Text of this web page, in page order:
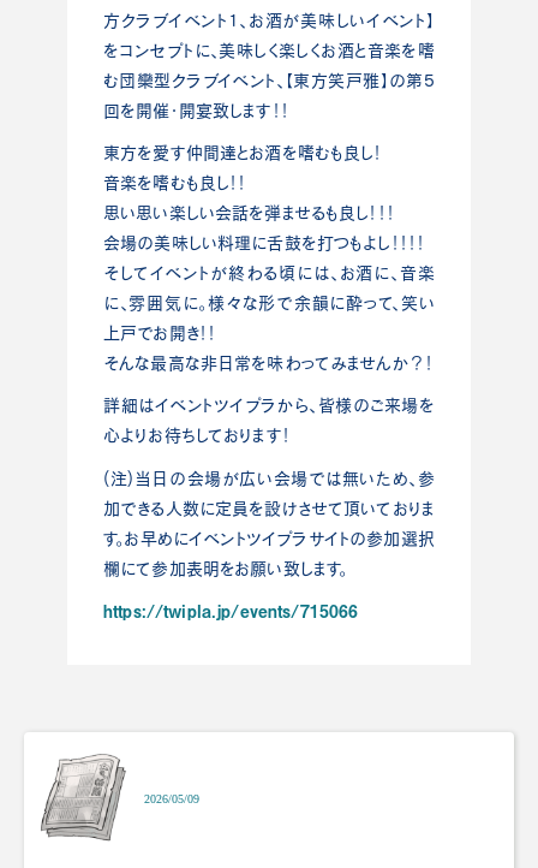
方クラブイベント1、お酒が美味しいイベント】
をコンセプトに、美味しく楽しくお酒と音楽を嗜
む団欒型クラブイベント、【東方笑戸雅】の第5
回を開催・開宴致します！！
東方を愛す仲間達とお酒を嗜むも良し！
音楽を嗜むも良し！！
思い思い楽しい会話を弾ませるも良し！！！
会場の美味しい料理に舌鼓を打つもよし！！！！
そしてイベントが終わる頃には、お酒に、音楽
に、雰囲気に。様々な形で余韻に酔って、笑い
上戸でお開き！！
そんな最高な非日常を味わってみませんか？！
詳細はイベントツイプラから、皆様のご来場を
心よりお待ちしております！
(注)当日の会場が広い会場では無いため、参
加できる人数に定員を設けさせて頂いておりま
す。お早めにイベントツイプラサイトの参加選択
欄にて参加表明をお願い致します。
https://twipla.jp/events/715066
2026/05/09